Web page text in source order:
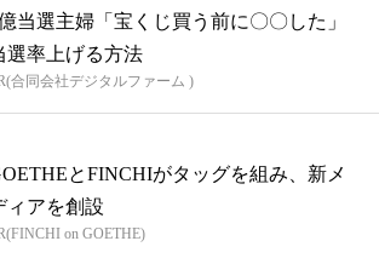
当選主婦「宝くじ買う前に〇〇した」
選率上げる方法
合同会社デジタルファーム )
とFINCHIがタッグを組み、新メ
ィアを創設
on GOETHE)